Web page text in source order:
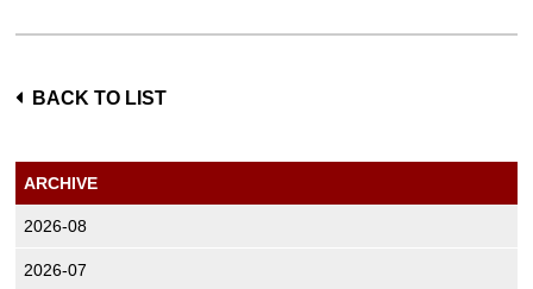
BACK TO LIST
ARCHIVE
2026-08
2026-07